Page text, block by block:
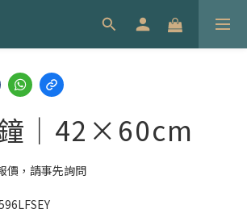
｜42×60cm
價，請事先詢問